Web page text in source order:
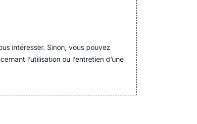
intéresser. Sinon, vous pouvez
l’utilisation ou l’entretien d’une